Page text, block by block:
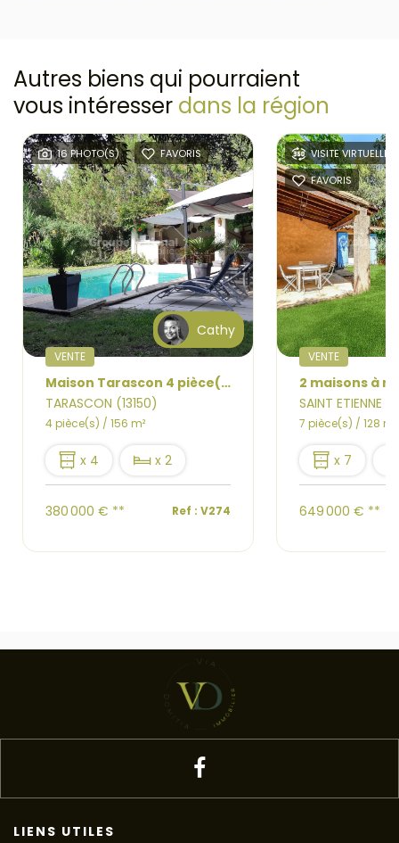
Autres biens qui pourraient
vous intéresser dans la région
16 PHOTO(S) FAVORIS
Cathy
VENTE
Maison Tarascon 4 pièce(s) 156 m2, piscine, hangar, terrain 2400 m2
TARASCON (13150)
4 pièce(s) / 156 m²
x 4 x 2
380 000 € ** Ref : V274
VISITE VIRTUELLE
FAVORIS
VENTE
SAINT ETIENNE
7 pièce(s) / 128 m²
x 7
649 000 € **
LIENS UTILES